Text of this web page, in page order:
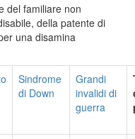
del familiare non
della patente di
una disamina
Sindrome
di Down
Grandi
invalidi di
guerra